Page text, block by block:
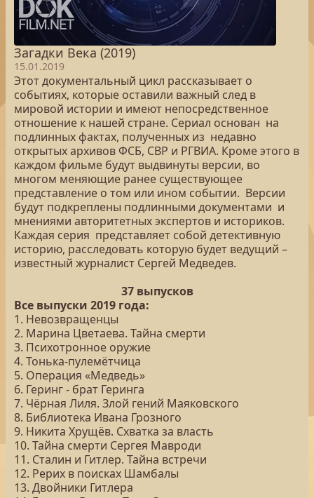
Загадки Века (2019)
15.01.2019
Этот документальный цикл рассказывает о
событиях, которые оставили важный след в
мировой истории и имеют непосредственное
отношение к нашей стране. Сериал основан на
подлинных фактах, полученных из недавно
открытых архивов ФСБ, СВР и РГВИА. Кроме этого в
каждом фильме будут выдвинуты версии, во
многом меняющие ранее существующее
представление о том или ином событии. Версии
будут подкреплены подлинными документами и
мнениями авторитетных экспертов и историков.
Каждая серия представляет собой детективную
историю, расследовать которую будет ведущий –
известный журналист Сергей Медведев.
37 выпусков
Все выпуски 2019 года:
1. Невозвращенцы
2. Марина Цветаева. Тайна смерти
3. Психотронное оружие
4. Тонька-пулемётчица
5. Операция «Медведь»
6. Геринг - брат Геринга
7. Чёрная Лиля. Злой гений Маяковского
8. Библиотека Ивана Грозного
9. Никита Хрущёв. Схватка за власть
10. Тайна смерти Сергея Мавроди
11. Сталин и Гитлер. Тайна встречи
12. Рерих в поисках Шамбалы
13. Двойники Гитлера